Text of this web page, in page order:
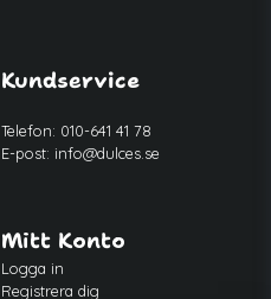
Kundservice
Telefon: 010-641 41 78
E-post: info@dulces.se
Mitt Konto
Logga in
Registrera dig